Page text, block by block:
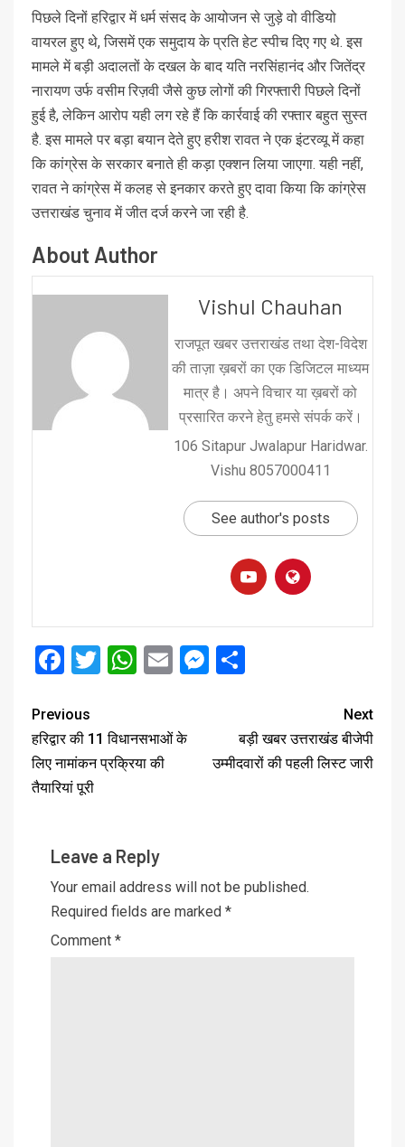
पिछले दिनों हरिद्वार में धर्म संसद के आयोजन से जुड़े वो वीडियो
वायरल हुए थे, जिसमें एक समुदाय के प्रति हेट स्पीच दिए गए थे. इस
मामले में बड़ी अदालतों के दखल के बाद यति नरसिंहानंद और जितेंद्र
नारायण उर्फ वसीम रिज़वी जैसे कुछ लोगों की गिरफ्तारी पिछले दिनों
हुई है, लेकिन आरोप यही लग रहे हैं कि कार्रवाई की रफ्तार बहुत सुस्त
है. इस मामले पर बड़ा बयान देते हुए हरीश रावत ने एक इंटरव्यू में कहा
कि कांग्रेस के सरकार बनाते ही कड़ा एक्शन लिया जाएगा. यही नहीं,
रावत ने कांग्रेस में कलह से इनकार करते हुए दावा किया कि कांग्रेस
उत्तराखंड चुनाव में जीत दर्ज करने जा रही है.
About Author
Vishul Chauhan
राजपूत खबर उत्तराखंड तथा देश-विदेश
की ताज़ा ख़बरों का एक डिजिटल माध्यम
मात्र है। अपने विचार या ख़बरों को
प्रसारित करने हेतु हमसे संपर्क करें।
106 Sitapur Jwalapur Haridwar.
Vishu 8057000411
See author's posts
Facebook
Twitter
WhatsApp
EmailMessenger
Previous
हरिद्वार की 11 विधानसभाओं के
लिए नामांकन प्रक्रिया की
तैयारियां पूरी
Next
बड़ी खबर उत्तराखंड बीजेपी
उम्मीदवारों की पहली लिस्ट जारी
Leave a Reply
Your email address will not be published.
Required fields are marked *
Comment *